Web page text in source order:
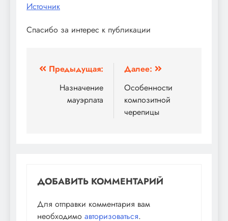
Источник
Спасибо за интерес к публикации
Навигация
записям
Предыдущая:
Назначение
мауэрлата
Далее:
Особенности
композитной
черепицы
ДОБАВИТЬ КОММЕНТАРИЙ
Для отправки комментария вам
необходимо авторизоваться.